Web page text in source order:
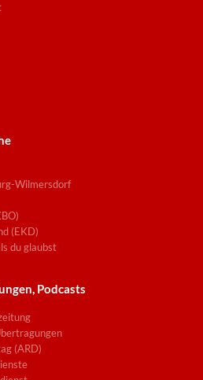
Wilmersdorf
(EKD)
du glaubst
Podcasts
(ARD)